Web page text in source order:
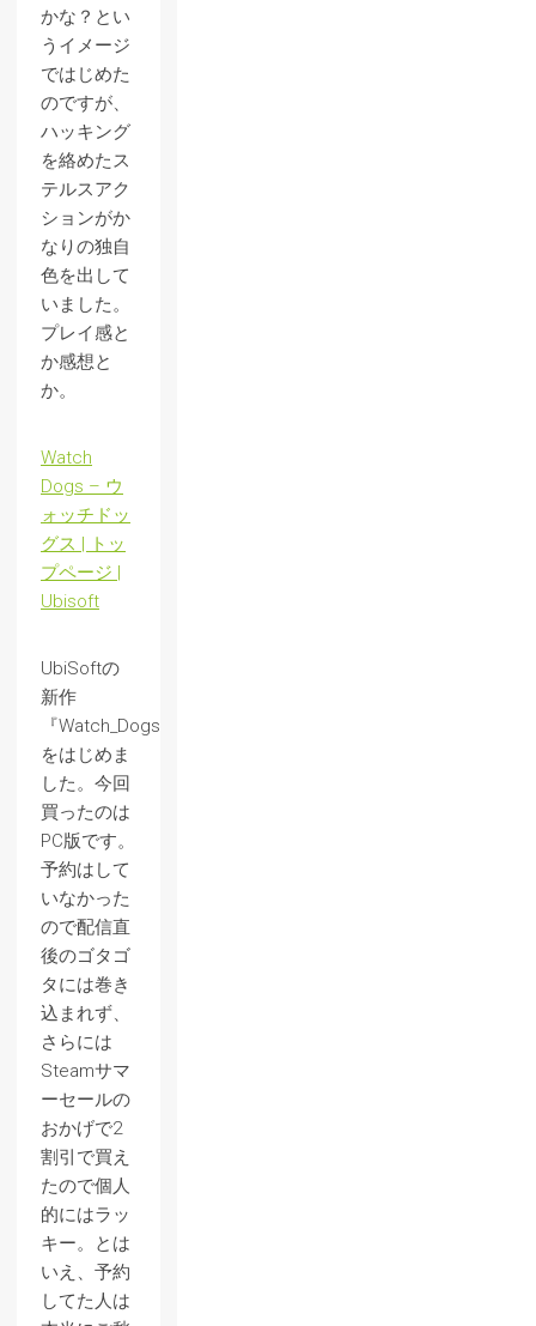
かな？とい
うイメージ
ではじめた
のですが、
ハッキング
を絡めたス
テルスアク
ションがか
なりの独自
色を出して
いました。
プレイ感と
か感想と
か。
Watch
Dogs – ウ
ォッチドッ
グス | トッ
プページ |
Ubisoft
UbiSoftの
新作
『Watch_Dogs』
をはじめま
した。今回
買ったのは
PC版です。
予約はして
いなかった
ので配信直
後のゴタゴ
タには巻き
込まれず、
さらには
Steamサマ
ーセールの
おかげで2
割引で買え
たので個人
的にはラッ
キー。とは
いえ、予約
してた人は